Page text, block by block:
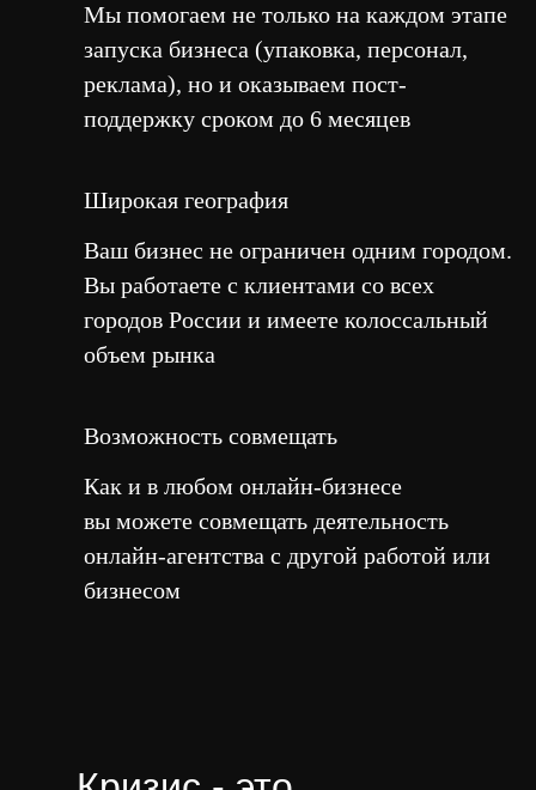
Мы помогаем не только на каждом этапе
запуска бизнеса (упаковка, персонал,
реклама), но и оказываем пост-
поддержку сроком до 6 месяцев
Широкая география
Ваш бизнес не ограничен одним городом.
Вы работаете с клиентами со всех
городов России и имеете колоссальный
объем рынка
Возможность совмещать
Как и в любом онлайн-бизнесе
вы можете совмещать деятельность
онлайн-агентства с другой работой или
бизнесом